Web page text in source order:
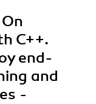
C++.
end-
and
-